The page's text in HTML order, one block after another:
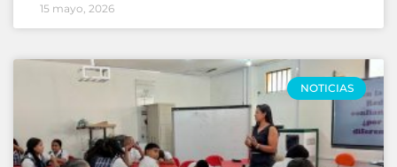
15 mayo, 2026
NOTICIAS